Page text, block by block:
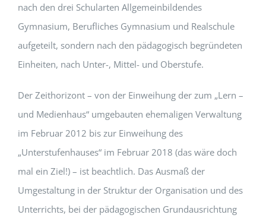
nach den drei Schularten Allgemeinbildendes
Gymnasium, Berufliches Gymnasium und Realschule
aufgeteilt, sondern nach den pädagogisch begründeten
Einheiten, nach Unter-, Mittel- und Oberstufe.
Der Zeithorizont – von der Einweihung der zum „Lern –
und Medienhaus“ umgebauten ehemaligen Verwaltung
im Februar 2012 bis zur Einweihung des
„Unterstufenhauses“ im Februar 2018 (das wäre doch
mal ein Ziel!) – ist beachtlich. Das Ausmaß der
Umgestaltung in der Struktur der Organisation und des
Unterrichts, bei der pädagogischen Grundausrichtung